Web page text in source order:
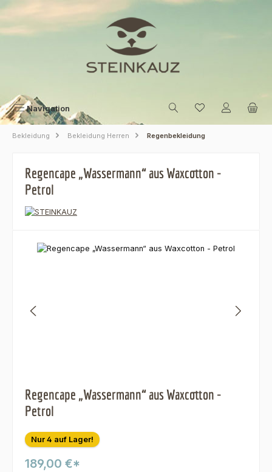
Zum Hauptinhalt springen
Navigation
Bekleidung Bekleidung Herren Regenbekleidung
Regencape „Wassermann“ aus Waxcotton -
Petrol
Bildergalerie überspringen
Regencape „Wassermann“ aus Waxcotton -
Petrol
Nur 4 auf Lager!
189,00 €*